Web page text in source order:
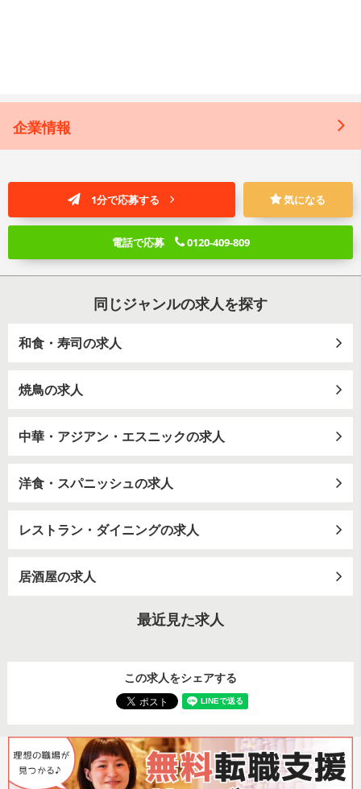
企業情報
1分で応募する 気になる
電話で応募 0120-409-809
同じジャンルの求人を探す
和食・寿司の求人
焼鳥の求人
中華・アジアン・エスニックの求人
洋食・スパニッシュの求人
レストラン・ダイニングの求人
居酒屋の求人
最近見た求人
この求人をシェアする